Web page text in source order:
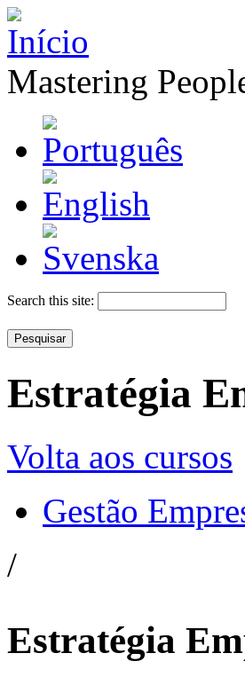
Mastering
Search this site:
Estratégia
Volta aos cursos
Gestão
/
Estratégia